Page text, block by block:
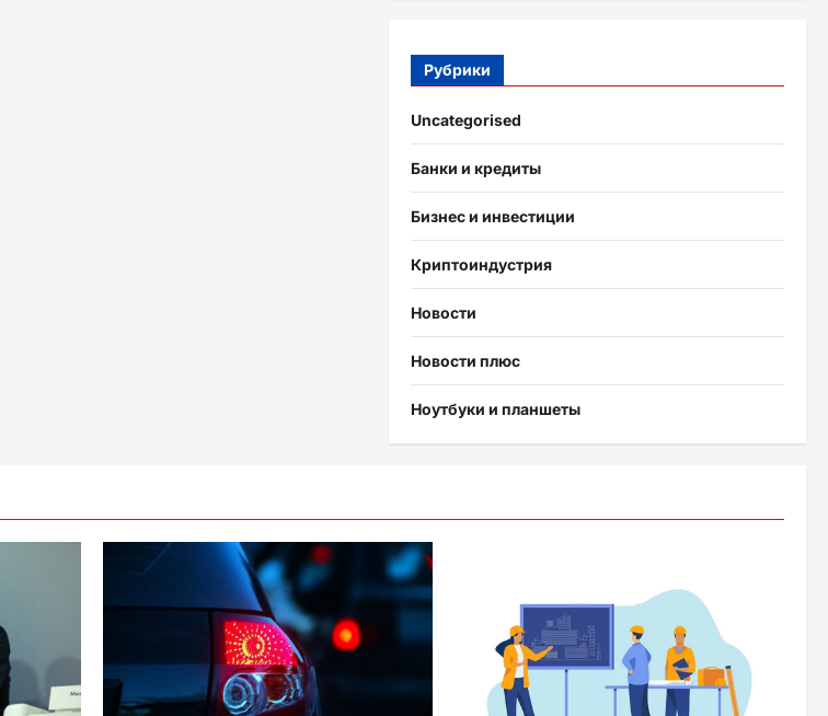
Рубрики
Uncategorised
Банки и кредиты
Бизнес и инвестиции
Криптоиндустрия
Новости
Новости плюс
Ноутбуки и планшеты